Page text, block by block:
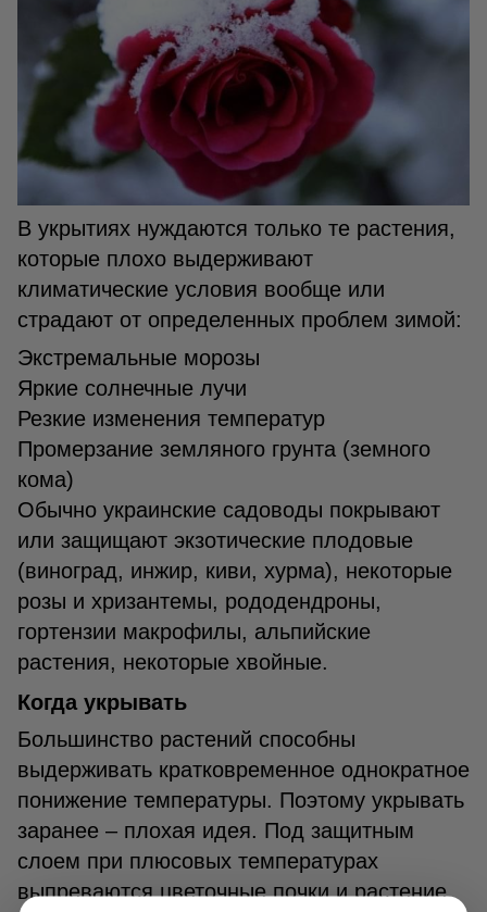
В укрытиях нуждаются только те растения,
которые плохо выдерживают
климатические условия вообще или
страдают от определенных проблем зимой:
Экстремальные морозы
Яркие солнечные лучи
Резкие изменения температур
Промерзание земляного грунта (земного
кома)
Обычно украинские садоводы покрывают
или защищают экзотические плодовые
(виноград, инжир, киви, хурма), некоторые
розы и хризантемы, рододендроны,
гортензии макрофилы, альпийские
растения, некоторые хвойные.
Когда укрывать
Большинство растений способны
выдерживать кратковременное однократное
понижение температуры. Поэтому укрывать
заранее – плохая идея. Под защитным
слоем при плюсовых температурах
выпреваются цветочные почки и растение